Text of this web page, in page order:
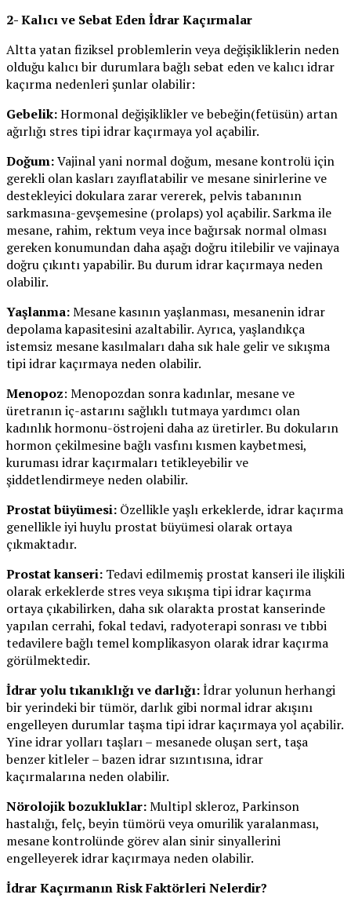
2- Kalıcı ve Sebat Eden İdrar Kaçırmalar
Altta yatan fiziksel problemlerin veya değişikliklerin neden
olduğu kalıcı bir durumlara bağlı sebat eden ve kalıcı idrar
kaçırma nedenleri şunlar olabilir:
Gebelik:Hormonal değişiklikler ve bebeğin(fetüsün) artan
ağırlığı stres tipi idrar kaçırmaya yol açabilir.
Doğum:Vajinal yani normal doğum, mesane kontrolü için
gerekli olan kasları zayıflatabilir ve mesane sinirlerine ve
destekleyici dokulara zarar vererek, pelvis tabanının
sarkmasına-gevşemesine (prolaps) yol açabilir. Sarkma ile
mesane, rahim, rektum veya ince bağırsak normal olması
gereken konumundan daha aşağı doğru itilebilir ve vajinaya
doğru çıkıntı yapabilir. Bu durum idrar kaçırmaya neden
olabilir.
Yaşlanma:Mesane kasının yaşlanması, mesanenin idrar
depolama kapasitesini azaltabilir. Ayrıca, yaşlandıkça
istemsiz mesane kasılmaları daha sık hale gelir ve sıkışma
tipi idrar kaçırmaya neden olabilir.
Menopoz: Menopozdan sonra kadınlar, mesane ve
üretranın iç-astarını sağlıklı tutmaya yardımcı olan
kadınlık hormonu-östrojeni daha az üretirler. Bu dokuların
hormon çekilmesine bağlı vasfını kısmen kaybetmesi,
kuruması idrar kaçırmaları tetikleyebilir ve
şiddetlendirmeye neden olabilir.
Prostat büyümesi: Özellikle yaşlı erkeklerde, idrar kaçırma
genellikle iyi huylu prostat büyümesi olarak ortaya
çıkmaktadır.
Prostat kanseri: Tedavi edilmemiş prostat kanseri ile ilişkili
olarak erkeklerde stres veya sıkışma tipi idrar kaçırma
ortaya çıkabilirken, daha sık olarakta prostat kanserinde
yapılan cerrahi, fokal tedavi, radyoterapi sonrası ve tıbbi
tedavilere bağlı temel komplikasyon olarak idrar kaçırma
görülmektedir.
İdrar yolu tıkanıklığı ve darlığı:İdrar yolunun herhangi
bir yerindeki bir tümör, darlık gibi normal idrar akışını
engelleyen durumlar taşma tipi idrar kaçırmaya yol açabilir.
Yine idrar yolları taşları – mesanede oluşan sert, taşa
benzer kitleler – bazen idrar sızıntısına, idrar
kaçırmalarına neden olabilir.
Nörolojik bozukluklar:Multipl skleroz, Parkinson
hastalığı, felç, beyin tümörü veya omurilik yaralanması,
mesane kontrolünde görev alan sinir sinyallerini
engelleyerek idrar kaçırmaya neden olabilir.
İdrar Kaçırmanın Risk Faktörleri Nelerdir?